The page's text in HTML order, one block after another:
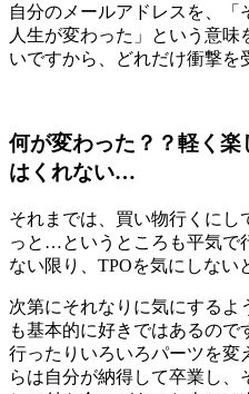
自分のメールアドレスを、「
人生が変わった」という意味
いですから、どれだけ衝撃を
何が変わった？？軽く楽
はくれない…
それまでは、買い物行くにし
っと…というところも平気で
ない限り、TPOを気にしない
次第にそれなりに気にするよ
も基本的に好きではあるので
行ったりいろいろパーツを
らは自分が納得して卒業し、